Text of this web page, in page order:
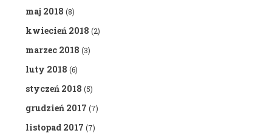
maj 2018 (8)
kwiecień 2018 (2)
marzec 2018 (3)
luty 2018 (6)
styczeń 2018 (5)
grudzień 2017 (7)
listopad 2017 (7)